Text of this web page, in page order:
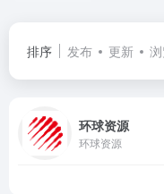
排序 发布 更新
环球资源
环球资源